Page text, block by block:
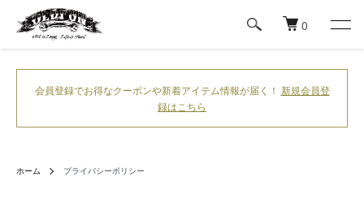
0
会員登録でお得なクーポンや新着アイテム情報が届く！ 新規会員登
録はこちら
ホーム プライバシーポリシー